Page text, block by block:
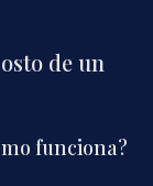
de un
funciona?